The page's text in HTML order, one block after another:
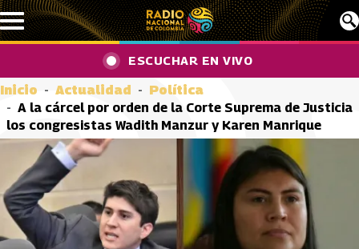
Pasar al contenido principal
ESCUCHAR EN VIVO
Inicio Actualidad
Política
A la cárcel por orden de la Corte Suprema de Justicia
los congresistas Wadith Manzur y Karen Manrique